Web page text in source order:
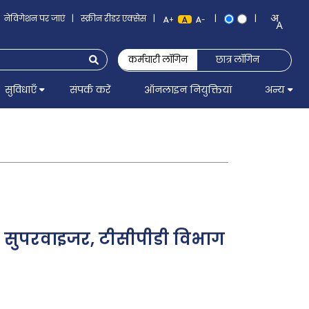
नेविगेशन पर जाएं | स्क्रीन रीडर एक्सेस | + - | |
कर्मचारी लॉगिन छात्र लॉगिन
सुविधाएँ संपर्क करें ऑनलाइन नियुक्तियां अन्य
टीसीपीडी विभाग